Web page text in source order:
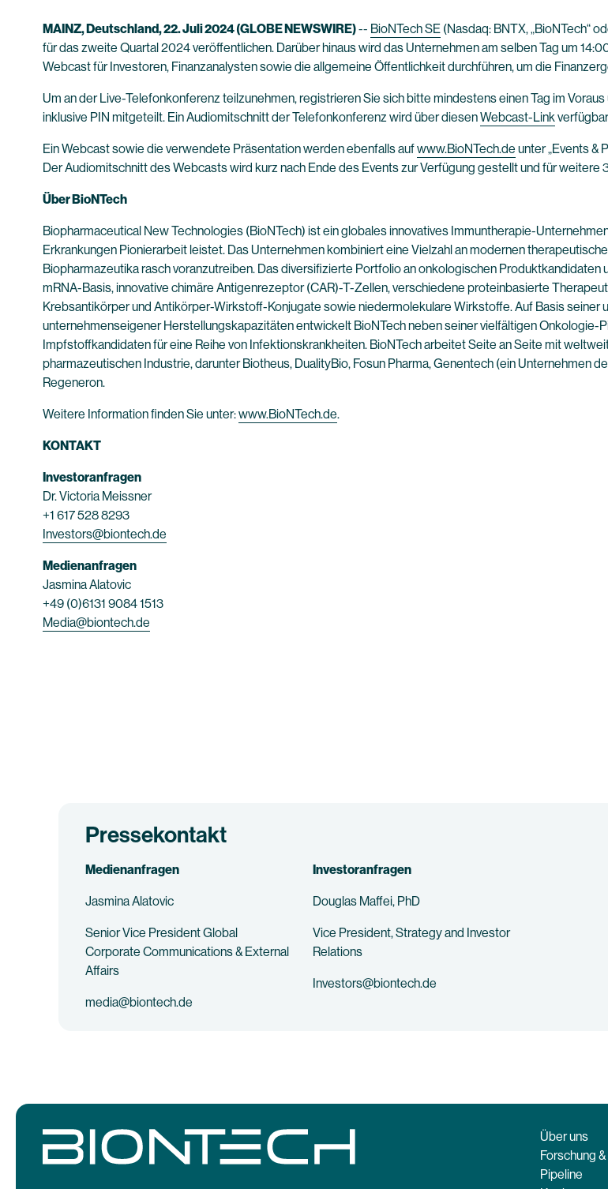
MAINZ, Deutschland, 22. Juli 2024 (GLOBE NEWSWIRE)-- BioNTech SE (Nasdaq: BNTX, „BioNTech“
für das zweite Quartal 2024 veröffentlichen. Darüber hinaus wird das Unternehmen am selben Tag um
Webcast für Investoren, Finanzanalysten sowie die allgemeine Öffentlichkeit durchführen, um die
Um an der Live-Telefonkonferenz teilzunehmen, registrieren Sie sich bitte mindestens einen Tag im
inklusive PIN mitgeteilt. Ein Audiomitschnitt der Telefonkonferenz wird über diesenWebcast-Link
Ein Webcast sowie die verwendete Präsentation werden ebenfalls aufwww.BioNTech.de unter „Events &
Der Audiomitschnitt des Webcasts wird kurz nach Ende des Events zur Verfügung gestellt und für
Über BioNTech
Biopharmaceutical New Technologies (BioNTech) ist ein globales innovatives Immuntherapie-
Erkrankungen Pionierarbeit leistet. Das Unternehmen kombiniert eine Vielzahl an modernen
Biopharmazeutika rasch voranzutreiben. Das diversifizierte Portfolio an onkologischen
mRNA-Basis, innovative chimäre Antigenrezeptor (CAR)-T-Zellen, verschiedene proteinbasierte
Krebsantikörper und Antikörper-Wirkstoff-Konjugate sowie niedermolekulare Wirkstoffe. Auf Basis
unternehmenseigener Herstellungskapazitäten entwickelt BioNTech neben seiner vielfältigen
Impfstoffkandidaten für eine Reihe von Infektionskrankheiten. BioNTech arbeitet Seite an Seite mit
pharmazeutischen Industrie, darunter Biotheus, DualityBio, Fosun Pharma, Genentech (ein Unternehmen
Regeneron.
Weitere Information finden Sie unter:www.BioNTech.de.
KONTAKT
Investoranfragen
Dr. Victoria Meissner
+1 617 528 8293
Investors@biontech.de
Medienanfragen
Jasmina Alatovic
+49 (0)6131 9084 1513
Media@biontech.de
Pressekontakt
Medienanfragen
Jasmina Alatovic
Senior Vice President Global
Corporate Communications & External
Affairs
media@biontech.de
Investoranfragen
Douglas Maffei, PhD
Vice President, Strategy and Investor
Relations
Investors@biontech.de
Über uns
Forschung
Pipeline